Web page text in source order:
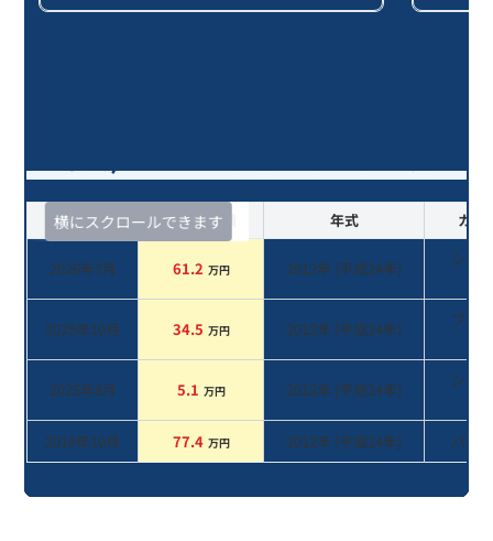
横にスクロールできます
査定時期 セルカ実績 年式 カラ
2026年7月 61.2 万円 2012年 (平成24年)
シル
2025年10月 34.5 万円 2012年 (平成24年)
ブラ
2025年8月 5.1 万円 2012年 (平成24年)
シル
2019年10月
77.4 万円 2012年 (平成24年) パール